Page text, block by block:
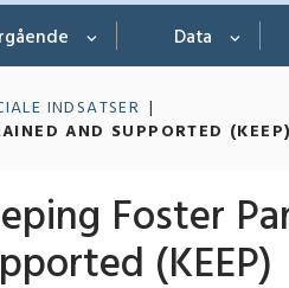
Data
INDSATSER
AND SUPPORTED (KEEP)
Foster
(KEEP)